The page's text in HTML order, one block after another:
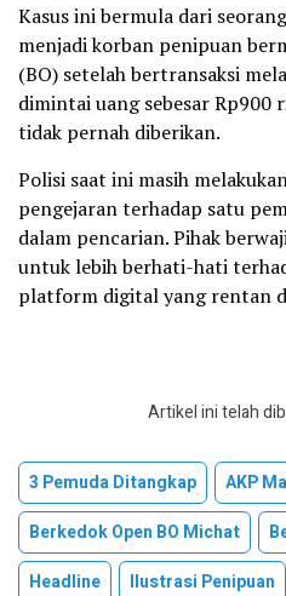
Kasus ini bermula dari
menjadi korban penipuan
(BO) setelah bertransaksi
dimintai uang sebesar Rp900
tidak pernah diberikan.
Polisi saat ini masih
pengejaran terhadap satu
dalam pencarian. Pihak
untuk lebih berhati-hati
platform digital yang rentan
Artikel ini telah
3 Pemuda Ditangkap
AKP
Berkedok Open BO Michat
Headline
Ilustrasi Penipuan